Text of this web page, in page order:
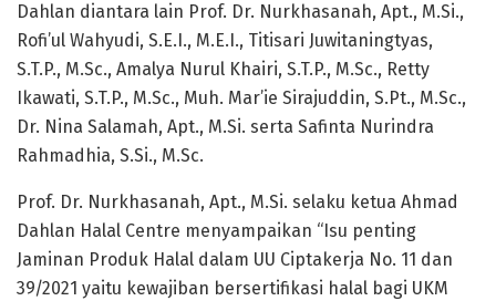
Dahlan diantara lain Prof. Dr. Nurkhasanah, Apt., M.Si.,
Rofi’ul Wahyudi, S.E.I., M.E.I., Titisari Juwitaningtyas,
S.T.P., M.Sc., Amalya Nurul Khairi, S.T.P., M.Sc., Retty
Ikawati, S.T.P., M.Sc., Muh. Mar’ie Sirajuddin, S.Pt., M.Sc.,
Dr. Nina Salamah, Apt., M.Si. serta Safinta Nurindra
Rahmadhia, S.Si., M.Sc.
Prof. Dr. Nurkhasanah, Apt., M.Si. selaku ketua Ahmad
Dahlan Halal Centre menyampaikan “Isu penting
Jaminan Produk Halal dalam UU Ciptakerja No. 11 dan
39/2021 yaitu kewajiban bersertifikasi halal bagi UKM